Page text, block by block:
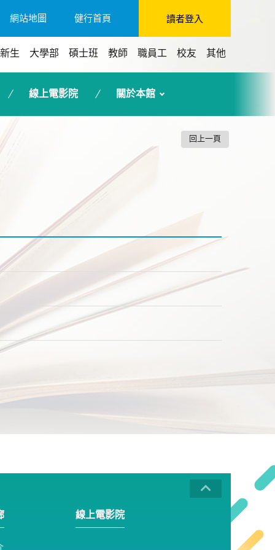
網站地圖 健行首頁 讀者登入
新生 大學部 碩士班 教師 職員工 校友 其他
線上電影院 關於本館
回上一頁
線上電影院